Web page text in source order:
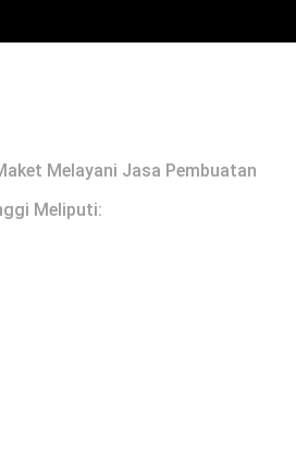
Melayani Jasa Pembuatan
Meliputi: